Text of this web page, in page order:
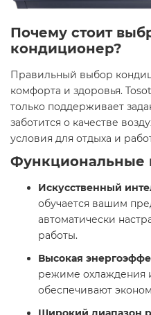
Почему стоит
кондиционер?
Правильный выбор
комфорта и здоровья.
только поддерживает
заботится о качестве
условия для отдыха и
Функциональные
Искусственный
обучается вашим
автоматически
работы.​
Высокая
режиме охлаждения
обеспечивают